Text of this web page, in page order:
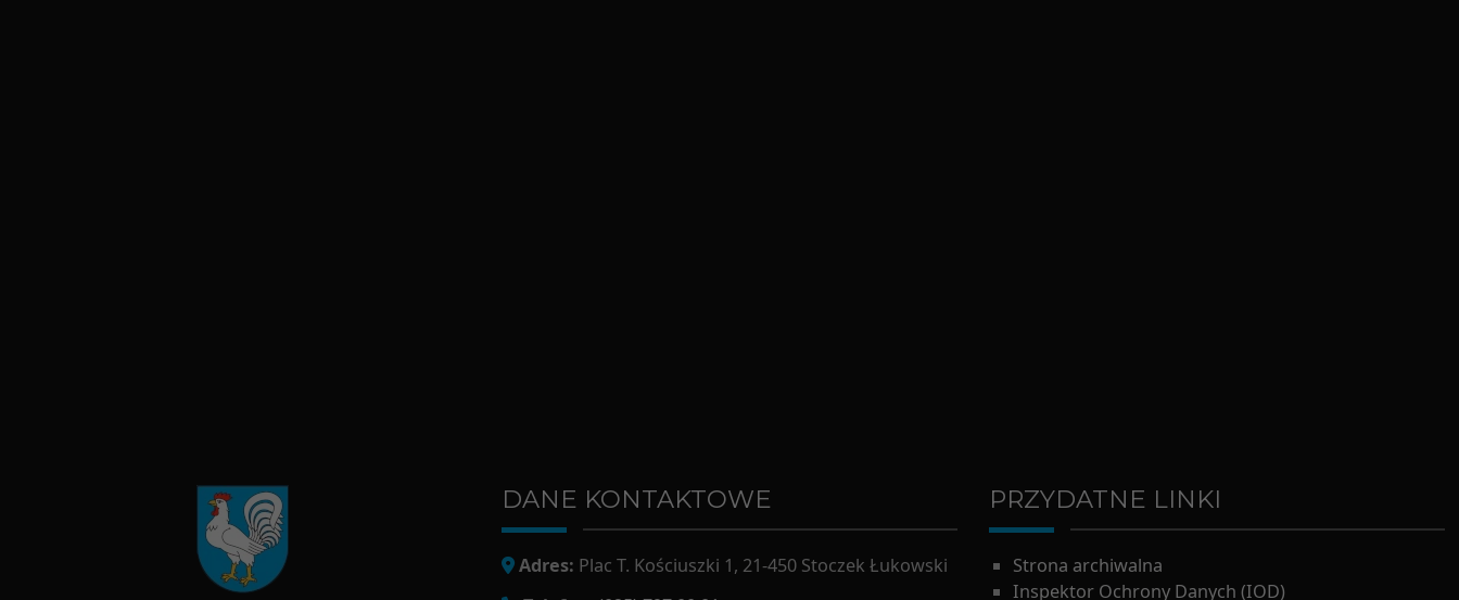
DANE KONTAKTOWE
Adres: Plac T. Kościuszki 1, 21-450 Stoczek Łukowski
PRZYDATNE LINKI
Strona archiwalna
Inspektor Ochrony Danych (IOD)